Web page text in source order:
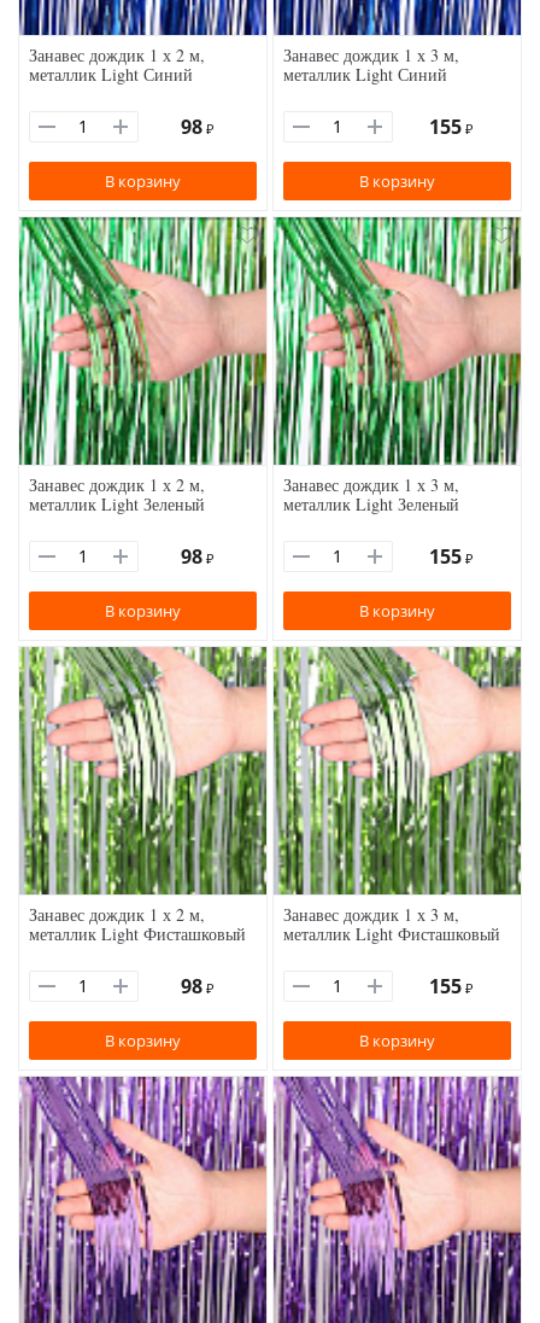
Занавес дождик 1 х 2 м,
металлик Light Синий
98 ₽
В корзину
Занавес дождик 1 х 3 м,
металлик Light Синий
155 ₽
В корзину
Занавес дождик 1 х 2 м,
металлик Light Зеленый
98 ₽
В корзину
Занавес дождик 1 х 3 м,
металлик Light Зеленый
155 ₽
В корзину
Занавес дождик 1 х 2 м,
металлик Light Фисташковый
98 ₽
В корзину
Занавес дождик 1 х 3 м,
металлик Light Фисташковый
155 ₽
В корзину